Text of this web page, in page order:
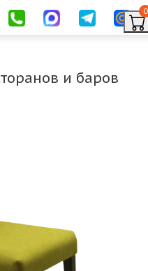
0
и баров